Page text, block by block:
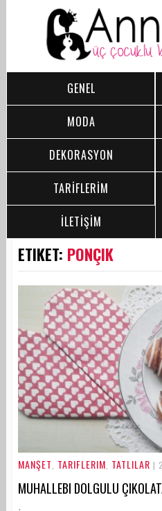
GENEL
MODA
DEKORASYON
TARİFLERİM
İLETİŞİM
ETIKET: PONÇIK
MANŞET TARIFLERIM TATLILAR |
MUHALLEBI DOLGULU